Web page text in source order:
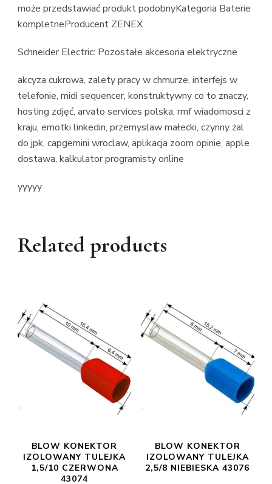
może przedstawiać produkt podobnyKategoria Baterie
kompletneProducent ZENEX
Schneider Electric: Pozostałe akcesoria elektryczne
akcyza cukrowa, zalety pracy w chmurze, interfejs w
telefonie, midi sequencer, konstruktywny co to znaczy,
hosting zdjęć, arvato services polska, rmf wiadomosci z
kraju, emotki linkedin, przemyslaw małecki, czynny żal
do jpk, capgemini wroclaw, aplikacja zoom opinie, apple
dostawa, kalkulator programisty online
yyyyy
Related products
BLOW KONEKTOR
IZOLOWANY TULEJKA
1,5/10 CZERWONA
43074
BLOW KONEKTOR
IZOLOWANY TULEJKA
2,5/8 NIEBIESKA 43076